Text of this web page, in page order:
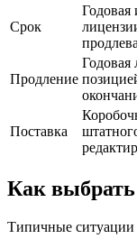
Срок
Годовая
Продление
Годовая
Поставка
Как
Типичные ситуации